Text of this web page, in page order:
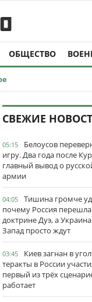
ОБЩЕСТВО
СВЕЖИЕ
05:15
Белоусов
игру. Два года после
главный вывод о
армии
04:05
Тишина громче
почему Россия
доктрине Дуэ, а
Запад просто ждут
03:45
Киев загнан в
теракты в России
первый из трёх
работает